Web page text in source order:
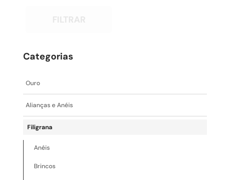
Categorias
Ouro
Alianças e Anéis
Filigrana
Anéis
Brincos